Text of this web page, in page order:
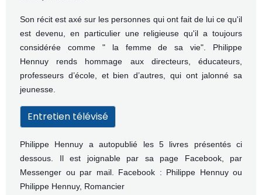
Son récit est axé sur les personnes qui ont fait de lui ce qu'il
est devenu, en particulier une religieuse qu'il a toujours
considérée comme " la femme de sa vie". Philippe
Hennuy rends hommage aux directeurs, éducateurs,
professeurs d’école, et bien d’autres, qui ont jalonné sa
jeunesse.
Entretien télévisé
Philippe Hennuy a autopublié les 5 livres présentés ci
dessous. Il est joignable par sa page Facebook, par
Messenger ou par mail. Facebook : Philippe Hennuy ou
Philippe Hennuy, Romancier